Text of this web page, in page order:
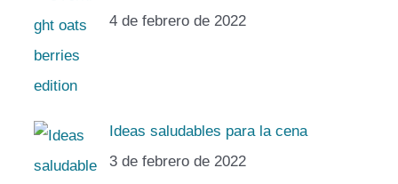
4 de febrero de 2022
Ideas saludables para la cena
3 de febrero de 2022